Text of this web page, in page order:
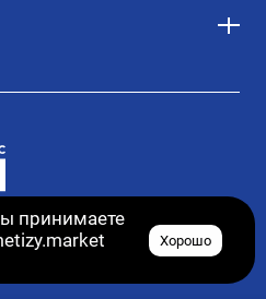
принимаете
Хорошо